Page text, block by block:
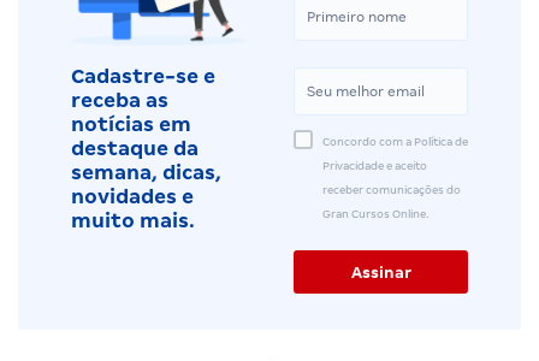
Cadastre-se e
receba as
notícias em
destaque da
semana, dicas,
novidades e
muito mais.
Concordo com a Política de
Privacidade e aceito
receber comunicações do
Gran Cursos Online.